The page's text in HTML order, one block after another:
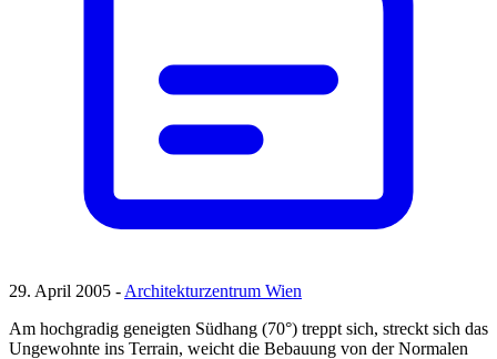
29. April 2005 -Architekturzentrum Wien
Am hochgradig geneigten Südhang (70°) treppt sich, streckt sich das
Ungewohnte ins Terrain, weicht die Bebauung von der Normalen